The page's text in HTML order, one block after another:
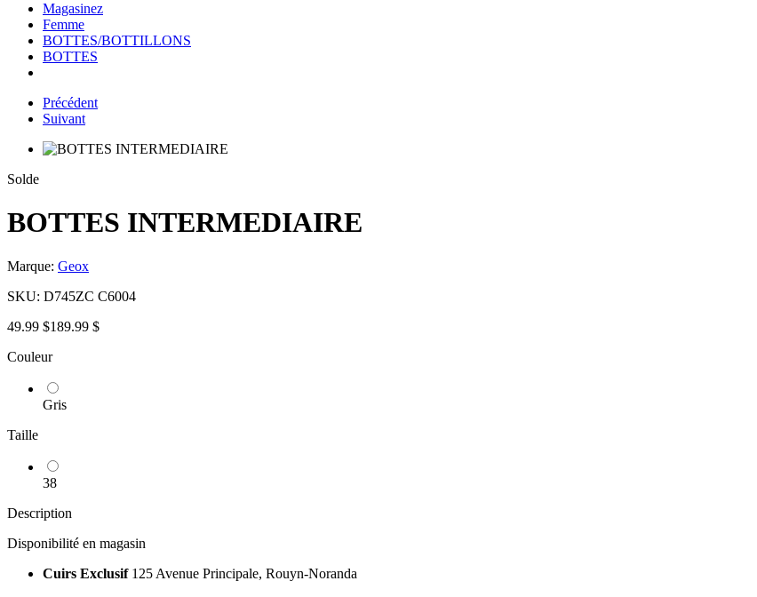
Magasinez
Femme
BOTTES/BOTTILLONS
BOTTES
Précédent
Suivant
Solde
BOTTES INTERMEDIAIRE
Marque: Geox
SKU: D745ZC C6004
49.99 $189.99 $
Couleur
Gris
Taille
38
Description
Disponibilité en magasin
Cuirs Exclusif 125 Avenue Principale, Rouyn-Noranda